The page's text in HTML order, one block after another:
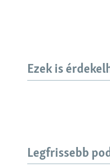
Ezek is
Legfrissebb